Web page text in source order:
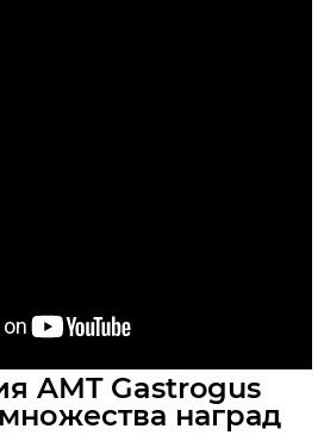
AMT Gastrogus
наград